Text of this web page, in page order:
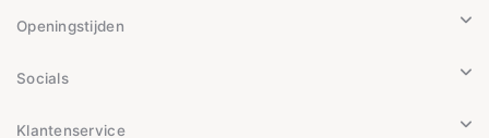
Openingstijden
Socials
Klantenservice